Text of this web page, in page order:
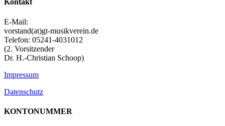
Kontakt
E-Mail:
vorstand(at)gt-musikverein.de
Telefon: 05241-4031012
(2. Vorsitzender
Dr. H.-Christian Schoop)
Impressum
Datenschutz
KONTONUMMER